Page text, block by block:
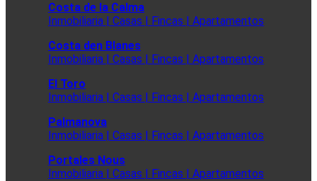
Costa de la Calma
Inmobiliaria | Casas | Fincas | Apartamentos
Costa den Blanes
Inmobiliaria | Casas | Fincas | Apartamentos
El Toro
Inmobiliaria | Casas | Fincas | Apartamentos
Palmanova
Inmobiliaria | Casas | Fincas | Apartamentos
Portales Nous
Inmobiliaria | Casas | Fincas | Apartamentos